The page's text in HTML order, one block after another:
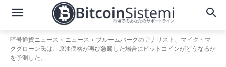
暗号通貨ニュース ニュース
ブルームバーグのアナリスト、マイク・マ
クグローン氏は、原油価格が再び急騰した場合にビットコインがどうなるか
を予測した。